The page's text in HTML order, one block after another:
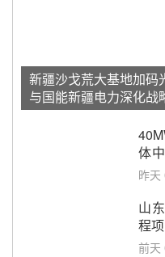
新疆沙戈荒大基地加码
与国能新疆电力深化战
体
调
昨天
山
程
前天